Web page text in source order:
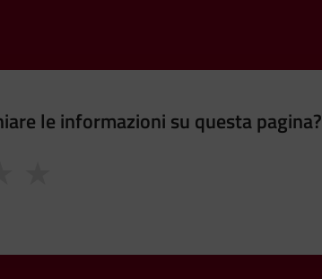
le informazioni su questa pagina?